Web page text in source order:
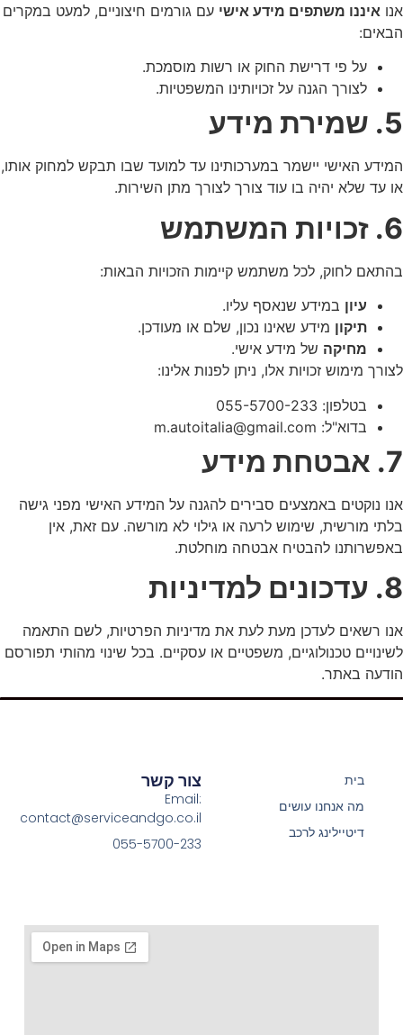
אנו איננו משתפים מידע אישי עם גורמים חיצוניים, למעט במקרים
הבאים:
על פי דרישת החוק או רשות מוסמכת.
לצורך הגנה על זכויותינו המשפטיות.
5. שמירת מידע
המידע האישי יישמר במערכותינו עד למועד שבו תבקש למחוק אותו,
או עד שלא יהיה בו עוד צורך לצורך מתן השירות.
6. זכויות המשתמש
בהתאם לחוק, לכל משתמש קיימות הזכויות הבאות:
עיון במידע שנאסף עליו.
תיקון מידע שאינו נכון, שלם או מעודכן.
מחיקה של מידע אישי.
לצורך מימוש זכויות אלו, ניתן לפנות אלינו:
בטלפון: 055-5700-233
בדוא"ל: m.autoitalia@gmail.com
7. אבטחת מידע
אנו נוקטים באמצעים סבירים להגנה על המידע האישי מפני גישה
בלתי מורשית, שימוש לרעה או גילוי לא מורשה. עם זאת, אין
באפשרותנו להבטיח אבטחה מוחלטת.
8. עדכונים למדיניות
אנו רשאים לעדכן מעת לעת את מדיניות הפרטיות, לשם התאמה
לשינויים טכנולוגיים, משפטיים או עסקיים. בכל שינוי מהותי תפורסם
הודעה באתר.
בית
מה אנחנו עושים
דיטיילינג לרכב
צור קשר
Email:
contact@serviceandgo.co.il
055-5700-233